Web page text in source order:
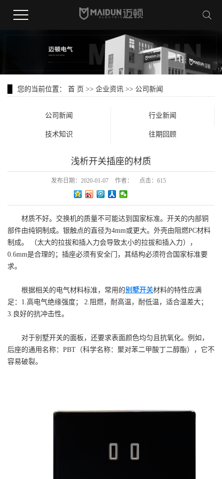
您的当前位置： 首 页 >> 企业资讯 >> 公司新闻
公司新闻 行业新闻
技术知识 往期回顾
浅析开关插座的材质
发布日期： 2020-01-07 作者： 点击： 615
材质不好。交换机的质量不可能达到国家标准。开关的内部铜
部件由纯铜制成。银触点的直径为4mm或更大。外壳由阻燃PC材料
制成。 （太大的拉拔和插入力会导致太小的拉拔和插入力），
0.6mm是合理的；插座必须有安全门，其结构必须符合国家标准要
求。
根据相关的电气材料标准，常用的别墅开关材料的特性应满
足：1.高电气绝缘强度； 2.阻燃，耐高温，耐低温，适合温差大；
3.良好的抗冲击性。
对于别墅开关的面板，还要求表面颜色均匀且抗氧化。例如，
后座的通用名称：PBT（科学名称：聚对苯二甲酸丁二醇酯），它不
容易破裂。